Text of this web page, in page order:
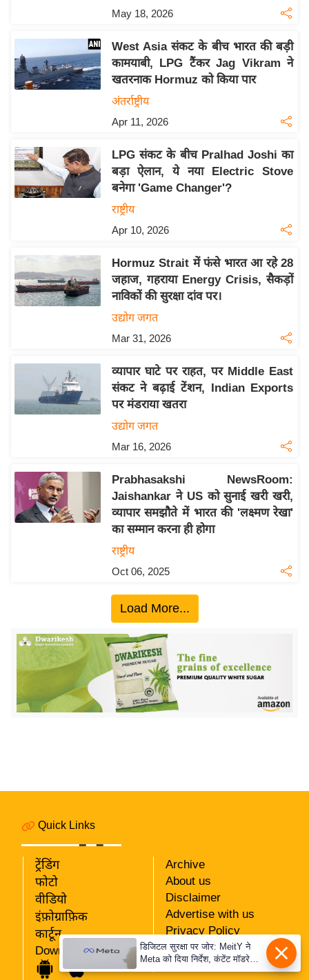
रा
य
ब
ल
क्रि
के
L
2
0
क्रा
म
ई
प
र
मि
ल
य
त
डि
सा
हि
May 18, 2026
West Asia संकट के बीच भारत की बड़ी
कामयाबी, LPG टैंकर Jag Vikram ने
खतरनाक Hormuz को किया पार
अंतर्राष्ट्रीय
Apr 11, 2026
LPG संकट के बीच Pralhad Joshi का
बड़ा ऐलान, ये नया Electric Stove
बनेगा 'Game Changer'?
राष्ट्रीय
Apr 10, 2026
Hormuz Strait में फंसे भारत आ रहे 28
जहाज, गहराया Energy Crisis, सैकड़ों
नाविकों की सुरक्षा दांव पर।
उद्योग जगत
Mar 31, 2026
व्यापार घाटे पर राहत, पर Middle East
संकट ने बढ़ाई टेंशन, Indian Exports
पर मंडराया खतरा
उद्योग जगत
Mar 16, 2026
Prabhasakshi NewsRoom:
Jaishankar ने US को सुनाई खरी खरी,
व्यापार समझौते में भारत की 'लक्ष्मण रेखा'
का सम्मान करना ही होगा
राष्ट्रीय
Oct 06, 2025
Load More...
Quick Links
ट्रेंडिंग
फोटो
वीडियो
इंफ़ोग्राफ़िक
कार्टून
Download App
Archive
About us
Disclaimer
Advertise with us
Privacy Policy
RSS
Our Team
डिजिटल सुरक्षा पर जोर: MeitY ने
Meta को दिया निर्देश, कंटेंट मॉडरेशन
मजबूत करे